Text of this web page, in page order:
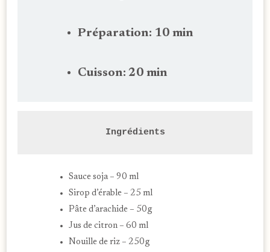
Préparation: 10 min
Cuisson: 20 min
Ingrédients
Sauce soja – 90 ml
Sirop d’érable – 25 ml
Pâte d’arachide – 50g
Jus de citron – 60 ml
Nouille de riz – 250g